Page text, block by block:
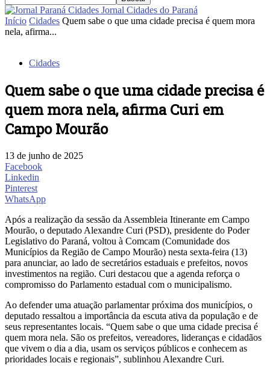
Jornal Cidades do Paraná
Início Cidades Quem sabe o que uma cidade precisa é quem mora
nela, afirma...
Cidades
Quem sabe o que uma cidade precisa é
quem mora nela, afirma Curi em
Campo Mourão
13 de junho de 2025
Facebook
Linkedin
Pinterest
WhatsApp
Após a realização da sessão da Assembleia Itinerante em Campo
Mourão, o deputado Alexandre Curi (PSD), presidente do Poder
Legislativo do Paraná, voltou à Comcam (Comunidade dos
Municípios da Região de Campo Mourão) nesta sexta-feira (13)
para anunciar, ao lado de secretários estaduais e prefeitos, novos
investimentos na região. Curi destacou que a agenda reforça o
compromisso do Parlamento estadual com o municipalismo.
Ao defender uma atuação parlamentar próxima dos municípios, o
deputado ressaltou a importância da escuta ativa da população e de
seus representantes locais. “Quem sabe o que uma cidade precisa é
quem mora nela. São os prefeitos, vereadores, lideranças e cidadãos
que vivem o dia a dia, usam os serviços públicos e conhecem as
prioridades locais e regionais”, sublinhou Alexandre Curi.